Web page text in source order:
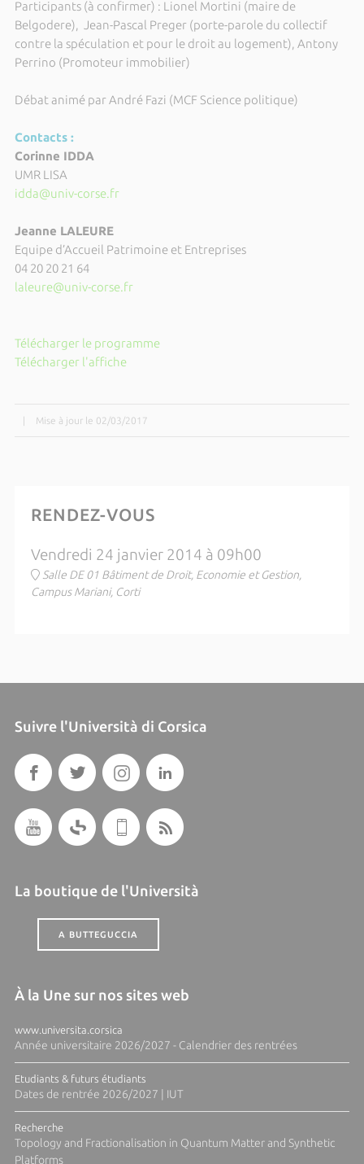
Participants (à confirmer) : Lionel Mortini (maire de
Belgodere), Jean-Pascal Preger (porte-parole du collectif
contre la spéculation et pour le droit au logement), Antony
Perrino (Promoteur immobilier)
Débat animé par André Fazi (MCF Science politique)
Contacts :
Corinne IDDA
UMR LISA
idda@univ-corse.fr
Jeanne LALEURE
Equipe d’Accueil Patrimoine et Entreprises
04 20 20 21 64
laleure@univ-corse.fr
Télécharger le programme
Télécharger l'affiche
Mise à jour le 02/03/2017
RENDEZ-VOUS
Vendredi 24 janvier 2014 à 09h00
Salle DE 01 Bâtiment de Droit, Economie et Gestion,
Campus Mariani, Corti
Suivre l'Università di Corsica
La boutique de l'Università
A BUTTEGUCCIA
À la Une sur nos sites web
www.universita.corsica
Année universitaire 2026/2027 - Calendrier des rentrées
Etudiants & futurs étudiants
Dates de rentrée 2026/2027 | IUT
Recherche
Topology and Fractionalisation in Quantum Matter and Synthetic
Platforms